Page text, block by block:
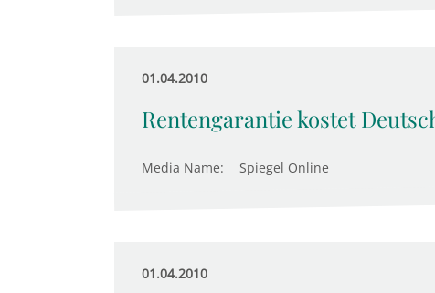
01.04.2010
Rentengarantie kostet
Media Name: Spiegel Online
01.04.2010